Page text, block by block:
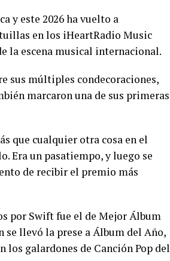
y este 2026 ha vuelto a
en los iHeartRadio Music
la escena musical internacional.
sus múltiples condecoraciones,
marcaron una de sus primeras
que cualquier otra cosa en el
Era un pasatiempo, y luego se
de recibir el premio más
por Swift fue el de Mejor Álbum
se llevó la prese a Álbum del Año,
los galardones de Canción Pop del